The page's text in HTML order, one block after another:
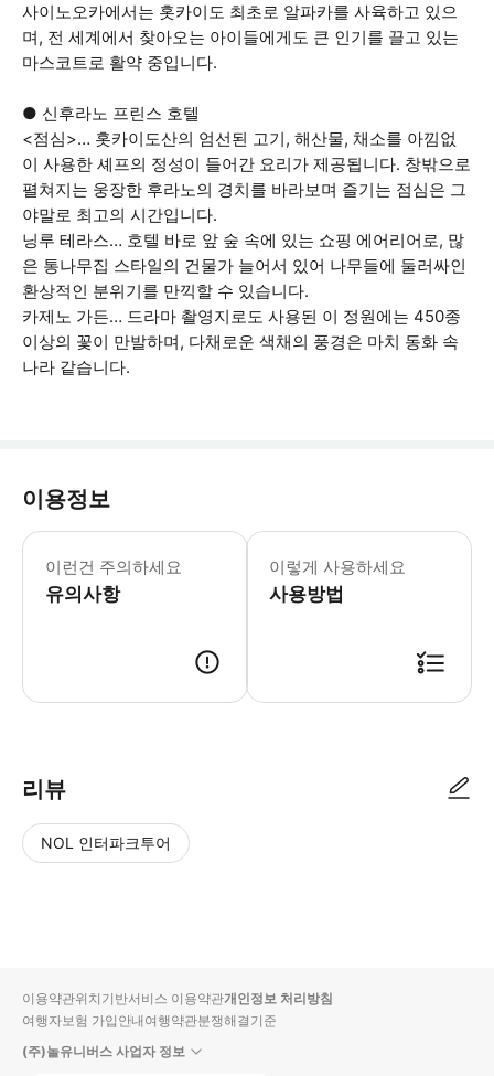
사이노오카에서는 홋카이도 최초로 알파카를 사육하고 있으
며, 전 세계에서 찾아오는 아이들에게도 큰 인기를 끌고 있는
마스코트로 활약 중입니다.
● 신후라노 프린스 호텔
<점심>… 홋카이도산의 엄선된 고기, 해산물, 채소를 아낌없
이 사용한 셰프의 정성이 들어간 요리가 제공됩니다. 창밖으로
펼쳐지는 웅장한 후라노의 경치를 바라보며 즐기는 점심은 그
야말로 최고의 시간입니다.
닝루 테라스… 호텔 바로 앞 숲 속에 있는 쇼핑 에어리어로, 많
은 통나무집 스타일의 건물가 늘어서 있어 나무들에 둘러싸인
환상적인 분위기를 만끽할 수 있습니다.
카제노 가든… 드라마 촬영지로도 사용된 이 정원에는 450종
이상의 꽃이 만발하며, 다채로운 색채의 풍경은 마치 동화 속
나라 같습니다.
이용정보
이런건 주의하세요
유의사항
휠체어로 참여하는 경우, 인솔자의 동
이렇게 사용하세요
사용방법
리뷰
NOL 인터파크투어
입니
다.
순
상
이용약관위치기반서비스 이용약관개인정보 처리방침
여행자보험 가입안내여행약관분쟁해결기준
(주)놀유니버스 사업자 정보